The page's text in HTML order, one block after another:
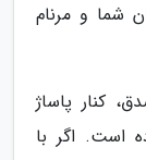
تا 10 شب میزبان شما و مرنام
کنار پاساژ
است. اگر با